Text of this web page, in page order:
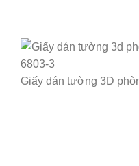
Giấy dán tường 3D